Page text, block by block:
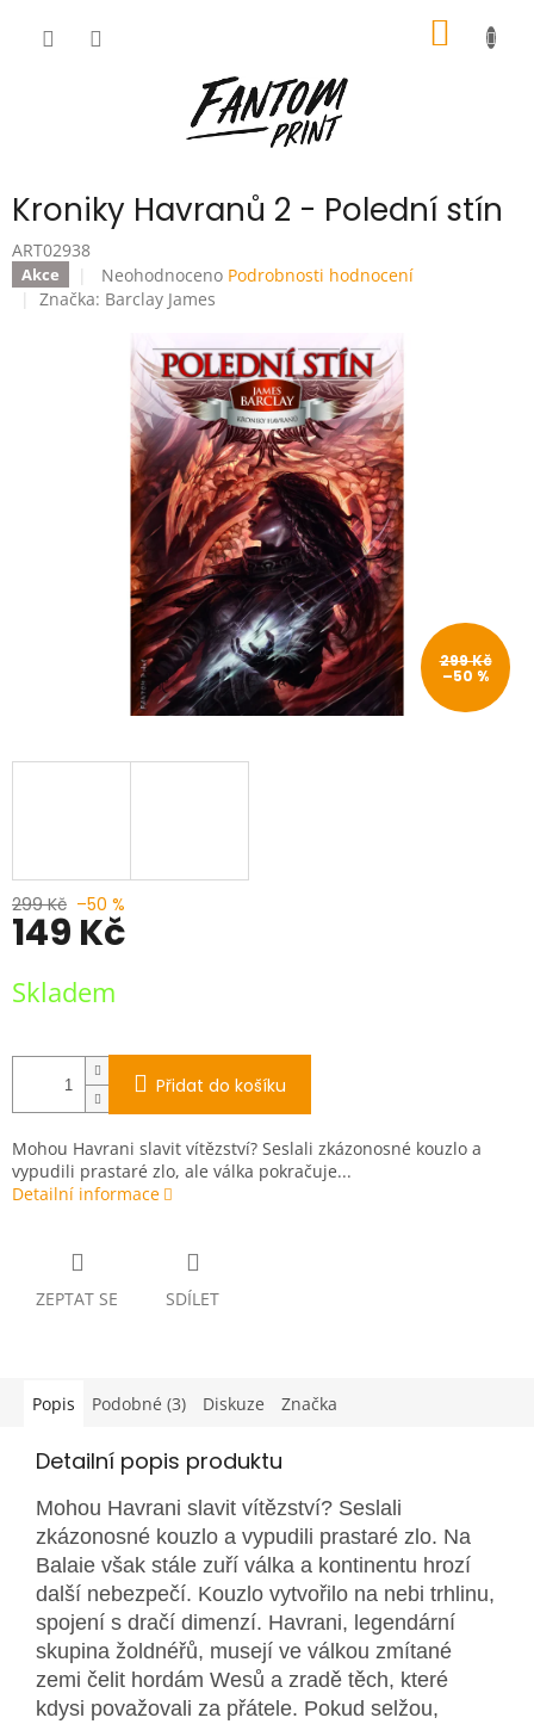
Kroniky Havranů 2 - Polední stín
ART02938
Akce
Průměrné
hodnocení
hvězdiček.
Neohodnoceno Podrobnosti hodnocení
Značka: Barclay James
299 Kč
–50 %
299 Kč –50 %
149 Kč
cena:
Skladem
Přidat do košíku
Mohou Havrani slavit vítězství? Seslali zkázonosné kouzlo a
vypudili prastaré zlo, ale válka pokračuje...
Detailní informace
ZEPTAT SE SDÍLET
Popis Podobné (3) Diskuze Značka
Detailní popis produktu
Mohou Havrani slavit vítězství? Seslali
zkázonosné kouzlo a vypudili prastaré zlo. Na
Balaie však stále zuří válka a kontinentu hrozí
další nebezpečí. Kouzlo vytvořilo na nebi trhlinu,
spojení s dračí dimenzí. Havrani, legendární
skupina žoldnéřů, musejí ve válkou zmítané
zemi čelit hordám Wesů a zradě těch, které
kdysi považovali za přátele. Pokud selžou,